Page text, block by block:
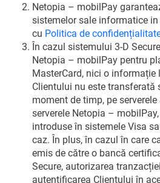
Netopia – mobilPay
sistemelor sale informatice
cu Politica de
În cazul sistemului 3-D
Netopia – mobilPay pentru
MasterCard, nici o informație
Clientului nu este transferată
moment de timp, pe
serverele Netopia –
introduse în sistemele Visa
caz. În plus, în cazul în care
emis de către o bancă
Secure, autorizarea
autentificarea Clientului în